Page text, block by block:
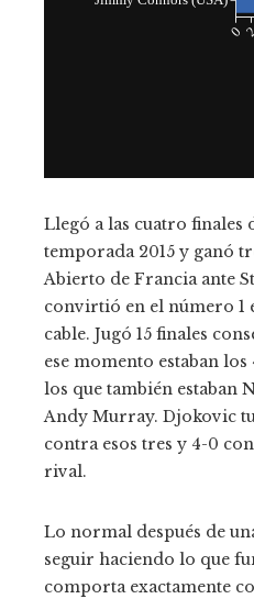
Llegó a las cuatro finales
temporada 2015 y ganó
Abierto de Francia ante
convirtió en el número 1
cable. Jugó 15 finales
ese momento estaban
los que también estaban
Andy Murray. Djokovic
contra esos tres y 4-0
rival.
Lo normal después de
seguir haciendo lo que
comporta exactamente